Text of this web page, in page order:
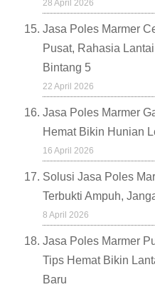
28 April 2026
Jasa Poles Marmer
Pusat, Rahasia
Bintang 5
22 April 2026
Jasa Poles Marmer
Hemat Bikin Hunian
16 April 2026
Solusi Jasa Poles
Terbukti Ampuh,
8 April 2026
Jasa Poles Marmer
Tips Hemat Bikin
Baru